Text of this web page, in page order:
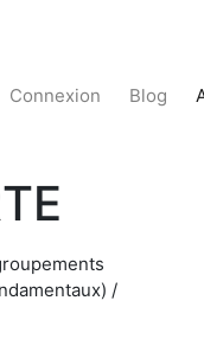
Connexion Blog
/